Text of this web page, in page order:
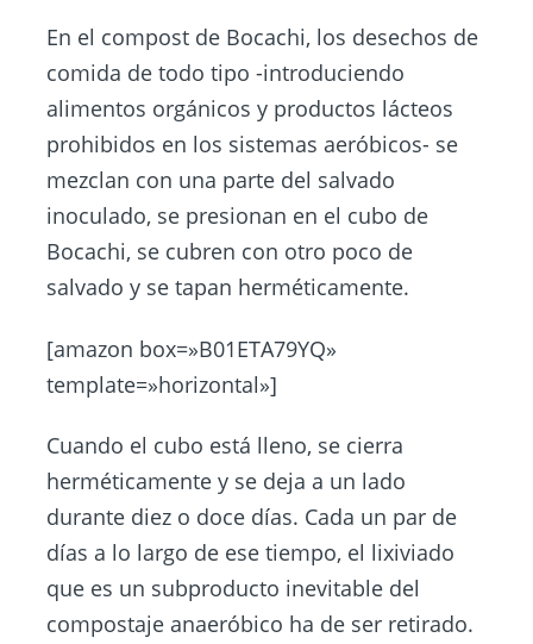
En el compost de Bocachi, los desechos de
comida de todo tipo -introduciendo
alimentos orgánicos y productos lácteos
prohibidos en los sistemas aeróbicos- se
mezclan con una parte del salvado
inoculado, se presionan en el cubo de
Bocachi, se cubren con otro poco de
salvado y se tapan herméticamente.
[amazon box=»B01ETA79YQ»
template=»horizontal»]
Cuando el cubo está lleno, se cierra
herméticamente y se deja a un lado
durante diez o doce días. Cada un par de
días a lo largo de ese tiempo, el lixiviado
que es un subproducto inevitable del
compostaje anaeróbico ha de ser retirado.